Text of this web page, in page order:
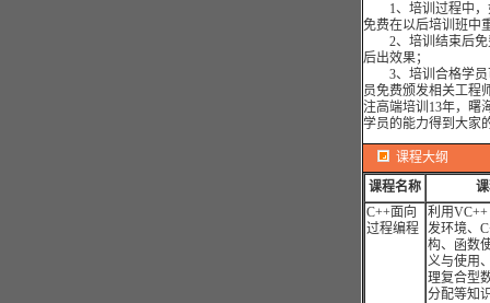
1、培训过程中，
免费在以后培训班中
2、培训结束后免
后出效果；
3、培训合格学员
员免费颁发相关工程
注高端培训13年，曙
学员的能力得到大家
课程大纲
课程名称
C++面向
过程编程
利用VC++
发环境、
构、函数
义与使用
理复合型
分配等知